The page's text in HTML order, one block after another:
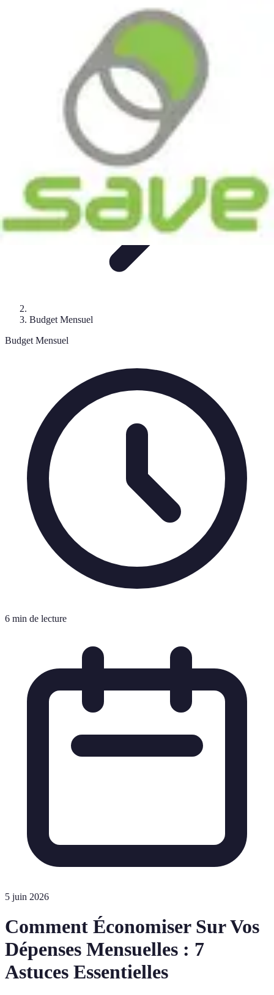
ÉnergieAstuces Quotidiennes
Astuces Pour Économiser
Budget Mensuel
Budget Mensuel
6 min de lecture
5 juin 2026
Comment Économiser Sur Vos
Dépenses Mensuelles : 7
Astuces Essentielles